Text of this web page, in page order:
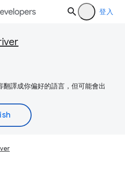
登入
譯成你偏好的語言，但可能會出